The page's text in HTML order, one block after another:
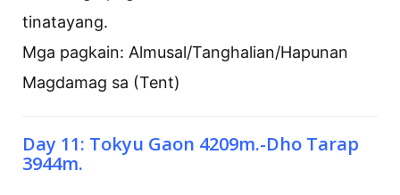
tinatayang.
Mga pagkain: Almusal/Tanghalian/Hapunan
Magdamag sa (Tent)
Day 11: Tokyu Gaon 4209m.-Dho Tarap
3944m.